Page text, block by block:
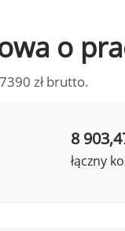
o
zł brutto.
8
łączny